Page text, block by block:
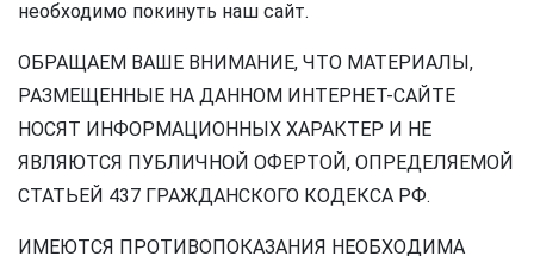
необходимо покинуть наш сайт.
ОБРАЩАЕМ ВАШЕ ВНИМАНИЕ, ЧТО МАТЕРИАЛЫ,
РАЗМЕЩЕННЫЕ НА ДАННОМ ИНТЕРНЕТ-САЙТЕ
НОСЯТ ИНФОРМАЦИОННЫХ ХАРАКТЕР И НЕ
ЯВЛЯЮТСЯ ПУБЛИЧНОЙ ОФЕРТОЙ, ОПРЕДЕЛЯЕМОЙ
СТАТЬЕЙ 437 ГРАЖДАНСКОГО КОДЕКСА РФ.
ИМЕЮТСЯ ПРОТИВОПОКАЗАНИЯ НЕОБХОДИМА